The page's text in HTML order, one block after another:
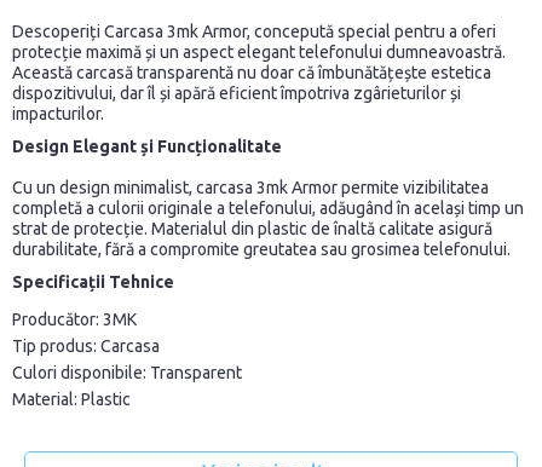
Descoperiți Carcasa 3mk Armor, concepută special pentru a oferi
protecție maximă și un aspect elegant telefonului dumneavoastră.
Această carcasă transparentă nu doar că îmbunătățește estetica
dispozitivului, dar îl și apără eficient împotriva zgârieturilor și
impacturilor.
Design Elegant și Funcționalitate
Cu un design minimalist, carcasa 3mk Armor permite vizibilitatea
completă a culorii originale a telefonului, adăugând în același timp un
strat de protecție. Materialul din plastic de înaltă calitate asigură
durabilitate, fără a compromite greutatea sau grosimea telefonului.
Specificații Tehnice
Producător: 3MK
Tip produs: Carcasa
Culori disponibile: Transparent
Material: Plastic